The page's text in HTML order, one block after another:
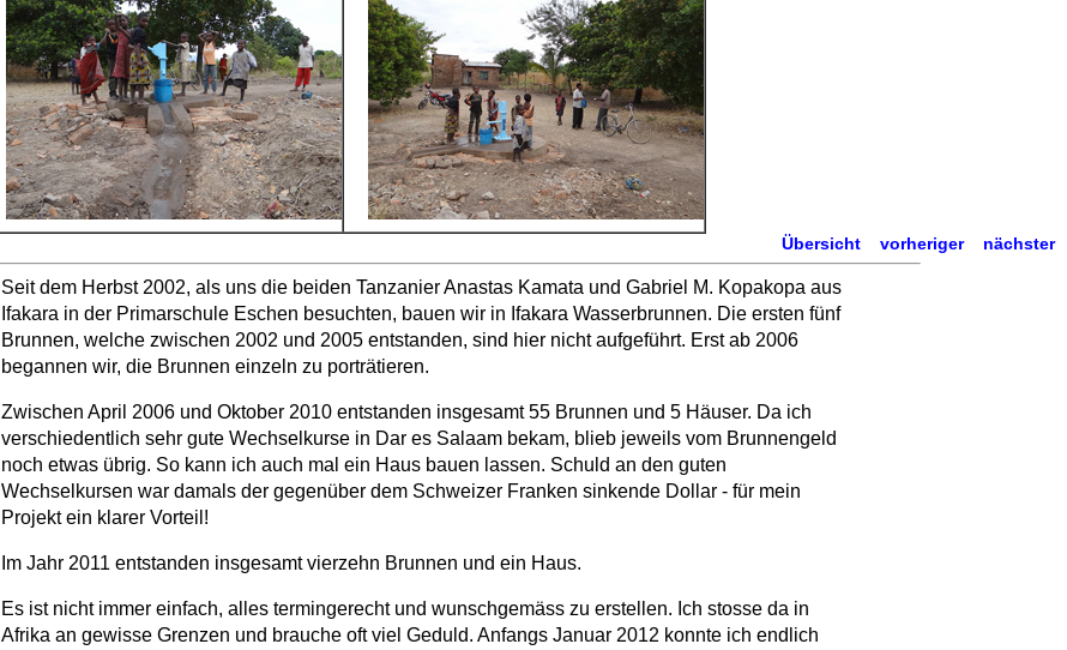
Übersicht vorheriger nächster
Seit dem Herbst 2002, als uns die beiden Tanzanier Anastas Kamata und Gabriel M. Kopakopa aus
Ifakara in der Primarschule Eschen besuchten, bauen wir in Ifakara Wasserbrunnen. Die ersten fünf
Brunnen, welche zwischen 2002 und 2005 entstanden, sind hier nicht aufgeführt. Erst ab 2006
begannen wir, die Brunnen einzeln zu porträtieren.
Zwischen April 2006 und Oktober 2010 entstanden insgesamt 55 Brunnen und 5 Häuser. Da ich
verschiedentlich sehr gute Wechselkurse in Dar es Salaam bekam, blieb jeweils vom Brunnengeld
noch etwas übrig. So kann ich auch mal ein Haus bauen lassen. Schuld an den guten
Wechselkursen war damals der gegenüber dem Schweizer Franken sinkende Dollar - für mein
Projekt ein klarer Vorteil!
Im Jahr 2011 entstanden insgesamt vierzehn Brunnen und ein Haus.
Es ist nicht immer einfach, alles termingerecht und wunschgemäss zu erstellen. Ich stosse da in
Afrika an gewisse Grenzen und brauche oft viel Geduld. Anfangs Januar 2012 konnte ich endlich